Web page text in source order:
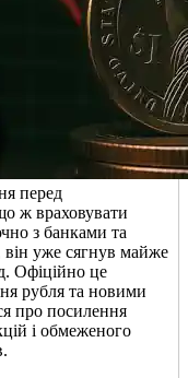
перед
ж враховувати
з банками та
він уже сягнув майже
Офіційно це
рубля та новими
про посилення
і обмеженого